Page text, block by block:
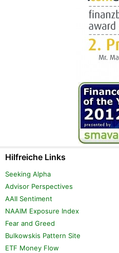
Hilfreiche Links
Seeking Alpha
Advisor Perspectives
AAII Sentiment
NAAIM Exposure Index
Fear and Greed
Bulkowskis Pattern Site
ETF Money Flow